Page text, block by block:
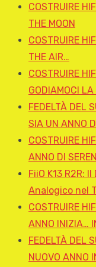
COSTRUIRE
THE MOON
COSTRUIRE
THE AIR…
COSTRUIRE
GODIAMOCI
FEDELTÀ DEL
SIA UN ANNO
COSTRUIRE
ANNO DI
FiiO K13 R2R:
Analogico nel
COSTRUIRE
ANNO INIZIA…
FEDELTÀ DEL
NUOVO ANNO